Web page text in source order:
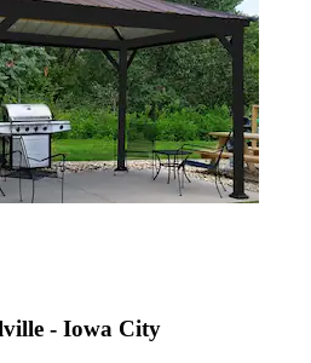
- Iowa City